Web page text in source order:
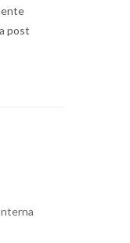
post